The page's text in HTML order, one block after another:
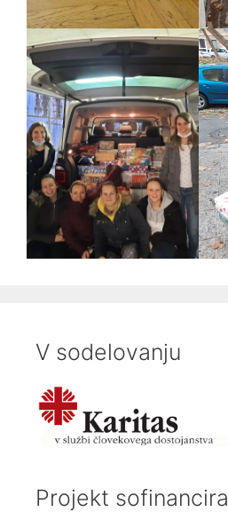
V sodelovanju
Projekt sofinancira